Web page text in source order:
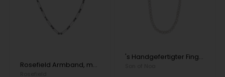
Rosefield Armband, model JNCMS-J529
's Handgefertigter Fingerring aus 14 Karat Gold mit kleinem Herzen